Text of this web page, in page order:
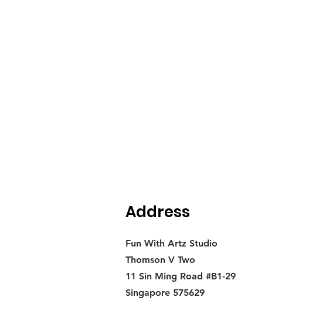
Address
Fun With Artz Studio
Thomson V Two
11 Sin Ming Road #B1-29
Singapore 575629